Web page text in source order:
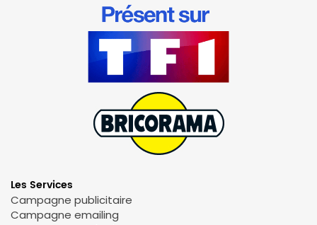
Les Services
Campagne publicitaire
Campagne emailing